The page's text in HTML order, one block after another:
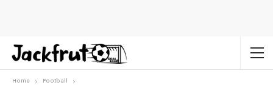
Home Football